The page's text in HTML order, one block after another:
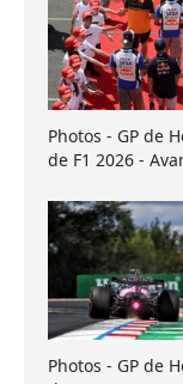
Photos - GP de
de F1 2026 -
Photos - GP de